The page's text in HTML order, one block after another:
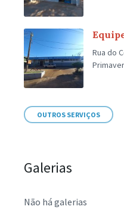
Rua do
OUTROS SERVIÇOS
Galerias
Não há galerias